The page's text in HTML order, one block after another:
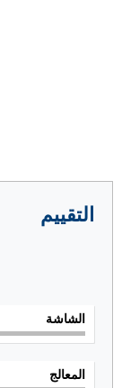
التقييم
الشاشة
المعالج